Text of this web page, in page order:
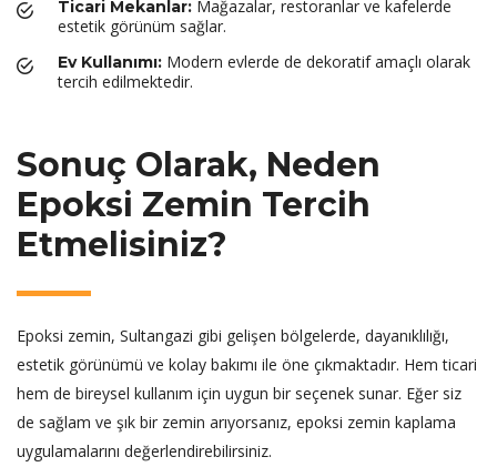
Ticari Mekanlar: Mağazalar, restoranlar ve kafelerde
estetik görünüm sağlar.
Ev Kullanımı: Modern evlerde de dekoratif amaçlı olarak
tercih edilmektedir.
Sonuç Olarak, Neden
Epoksi Zemin Tercih
Etmelisiniz?
Epoksi zemin, Sultangazi gibi gelişen bölgelerde, dayanıklılığı,
estetik görünümü ve kolay bakımı ile öne çıkmaktadır. Hem ticari
hem de bireysel kullanım için uygun bir seçenek sunar. Eğer siz
de sağlam ve şık bir zemin arıyorsanız, epoksi zemin kaplama
uygulamalarını değerlendirebilirsiniz.